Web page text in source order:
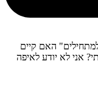
האם קיים
אני לא יודע לאיפה